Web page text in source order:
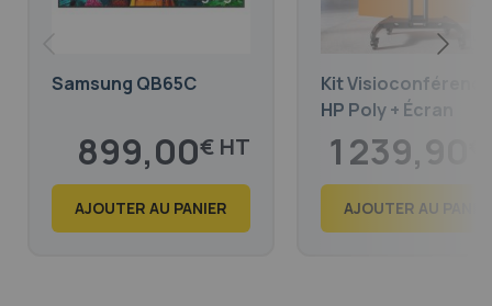
Samsung QB65C
899,00€
1 087,79
AJOUTER AU PANIER
Kit Visioconférence
HP Poly + Écran
Samsung - Pied
Roulant
1 239,90
1 500,28
AJOUTER AU